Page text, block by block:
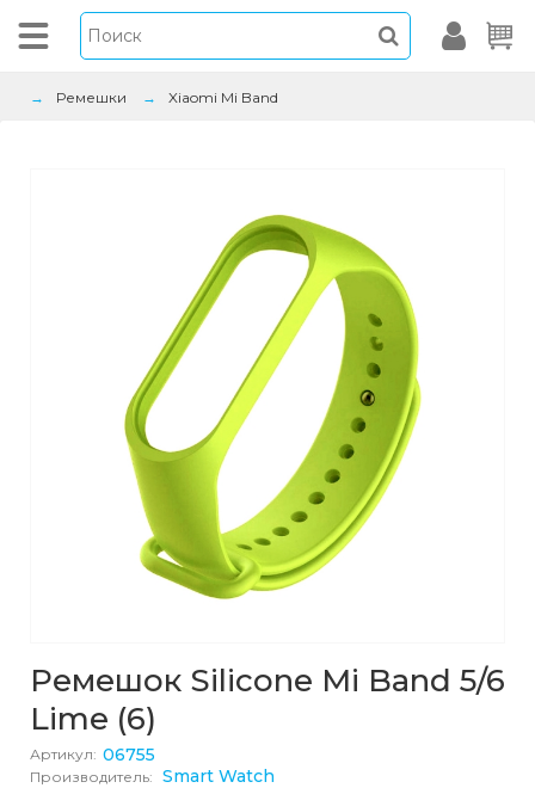
Ремешки Xiaomi Mi Band
Ремешок Silicone Mi Band 5/6
Lime (6)
Артикул: 06755
Производитель: Smart Watch